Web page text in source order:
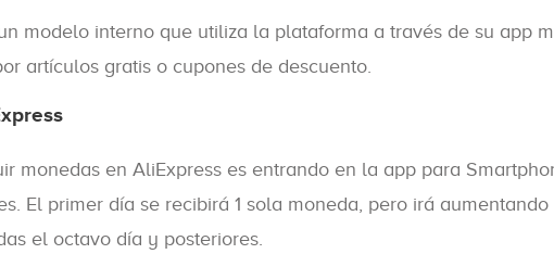
modelo interno que utiliza la plataforma a través de su app
artículos gratis o cupones de descuento.
monedas en AliExpress es entrando en la app para
El primer día se recibirá 1 sola moneda, pero irá
el octavo día y posteriores.